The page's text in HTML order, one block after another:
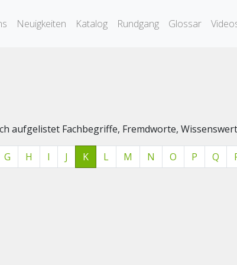
Neuigkeiten Katalog Rundgang Glossar
aufgelistet Fachbegriffe, Fremdworte,
G H I J K L M N O P Q